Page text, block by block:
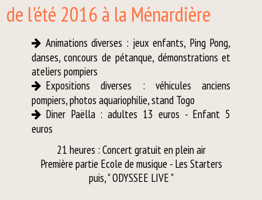
de l'été 2016 à la Ménardière
Animations diverses : jeux enfants, Ping Pong,
danses, concours de pétanque, démonstrations et
ateliers pompiers
Expositions diverses : véhicules anciens
pompiers, photos aquariophilie, stand Togo
Diner Paëlla : adultes 13 euros - Enfant 5
euros
21 heures : Concert gratuit en plein air
Première partie Ecole de musique - Les Starters
puis, " ODYSSEE LIVE "